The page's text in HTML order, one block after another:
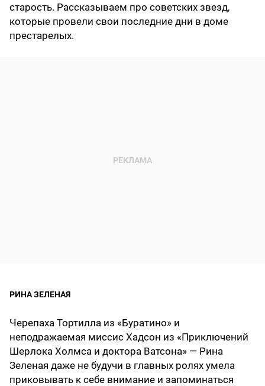
старость. Рассказываем про советских звезд,
которые провели свои последние дни в доме
престарелых.
РИНА ЗЕЛЕНАЯ
Черепаха Тортилла из «Буратино» и
неподражаемая миссис Хадсон из «Приключений
Шерлока Холмса и доктора Ватсона» — Рина
Зеленая даже не будучи в главных ролях умела
приковывать к себе внимание и запоминаться